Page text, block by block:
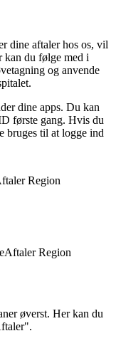
dine aftaler hos os, vil
du følge med i
og anvende
dine apps. Du kan
første gang. Hvis du
bruges til at logge ind
Region
Region
øverst. Her kan du